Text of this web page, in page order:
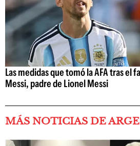
Las medidas que tomó la AFA tras el
Messi, padre de Lionel Messi
MÁS NOTICIAS DE